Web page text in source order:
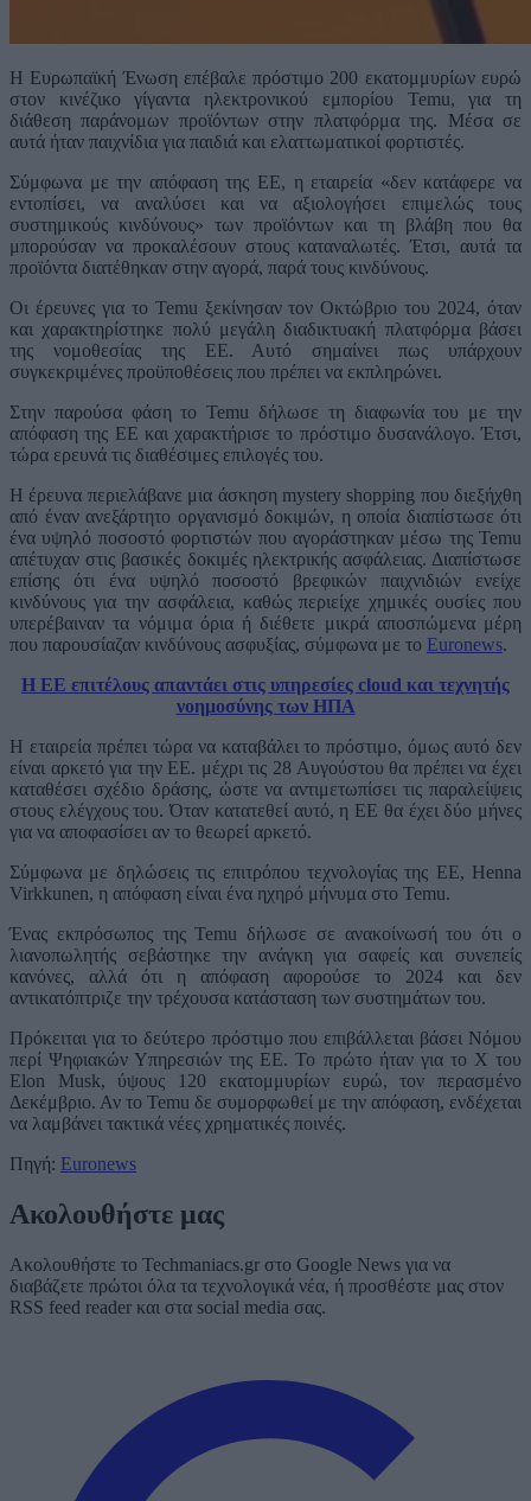
Η Ευρωπαϊκή Ένωση επέβαλε πρόστιμο 200 εκατομμυρίων ευρώ
στον κινέζικο γίγαντα ηλεκτρονικού εμπορίου Temu, για τη
διάθεση παράνομων προϊόντων στην πλατφόρμα της. Μέσα σε
αυτά ήταν παιχνίδια για παιδιά και ελαττωματικοί φορτιστές.
Σύμφωνα με την απόφαση της ΕΕ, η εταιρεία «δεν κατάφερε να
εντοπίσει, να αναλύσει και να αξιολογήσει επιμελώς τους
συστημικούς κινδύνους» των προϊόντων και τη βλάβη που θα
μπορούσαν να προκαλέσουν στους καταναλωτές. Έτσι, αυτά τα
προϊόντα διατέθηκαν στην αγορά, παρά τους κινδύνους.
Οι έρευνες για το Temu ξεκίνησαν τον Οκτώβριο του 2024, όταν
και χαρακτηρίστηκε πολύ μεγάλη διαδικτυακή πλατφόρμα βάσει
της νομοθεσίας της ΕΕ. Αυτό σημαίνει πως υπάρχουν
συγκεκριμένες προϋποθέσεις που πρέπει να εκπληρώνει.
Στην παρούσα φάση το Temu δήλωσε τη διαφωνία του με την
απόφαση της ΕΕ και χαρακτήρισε το πρόστιμο δυσανάλογο. Έτσι,
τώρα ερευνά τις διαθέσιμες επιλογές του.
Η έρευνα περιελάβανε μια άσκηση mystery shopping που διεξήχθη
από έναν ανεξάρτητο οργανισμό δοκιμών, η οποία διαπίστωσε ότι
ένα υψηλό ποσοστό φορτιστών που αγοράστηκαν μέσω της Temu
απέτυχαν στις βασικές δοκιμές ηλεκτρικής ασφάλειας. Διαπίστωσε
επίσης ότι ένα υψηλό ποσοστό βρεφικών παιχνιδιών ενείχε
κινδύνους για την ασφάλεια, καθώς περιείχε χημικές ουσίες που
υπερέβαιναν τα νόμιμα όρια ή διέθετε μικρά αποσπώμενα μέρη
που παρουσίαζαν κινδύνους ασφυξίας, σύμφωνα με το Euronews.
Η EE επιτέλους απαντάει στις υπηρεσίες cloud και τεχνητής
νοημοσύνης των ΗΠΑ
Η εταιρεία πρέπει τώρα να καταβάλει το πρόστιμο, όμως αυτό δεν
είναι αρκετό για την ΕΕ. μέχρι τις 28 Αυγούστου θα πρέπει να έχει
καταθέσει σχέδιο δράσης, ώστε να αντιμετωπίσει τις παραλείψεις
στους ελέγχους του. Όταν κατατεθεί αυτό, η ΕΕ θα έχει δύο μήνες
για να αποφασίσει αν το θεωρεί αρκετό.
Σύμφωνα με δηλώσεις τις επιτρόπου τεχνολογίας της EE, Henna
Virkkunen, η απόφαση είναι ένα ηχηρό μήνυμα στο Temu.
Ένας εκπρόσωπος της Temu δήλωσε σε ανακοίνωσή του ότι ο
λιανοπωλητής σεβάστηκε την ανάγκη για σαφείς και συνεπείς
κανόνες, αλλά ότι η απόφαση αφορούσε το 2024 και δεν
αντικατόπτριζε την τρέχουσα κατάσταση των συστημάτων του.
Πρόκειται για το δεύτερο πρόστιμο που επιβάλλεται βάσει Νόμου
περί Ψηφιακών Υπηρεσιών της ΕΕ. Το πρώτο ήταν για το X του
Elon Musk, ύψους 120 εκατομμυρίων ευρώ, τον περασμένο
Δεκέμβριο. Αν το Temu δε συμορφωθεί με την απόφαση, ενδέχεται
να λαμβάνει τακτικά νέες χρηματικές ποινές.
Πηγή: Euronews
Ακολουθήστε μας
Ακολουθήστε το Techmaniacs.gr στο Google News για να
διαβάζετε πρώτοι όλα τα τεχνολογικά νέα, ή προσθέστε μας στον
RSS feed reader και στα social media σας.